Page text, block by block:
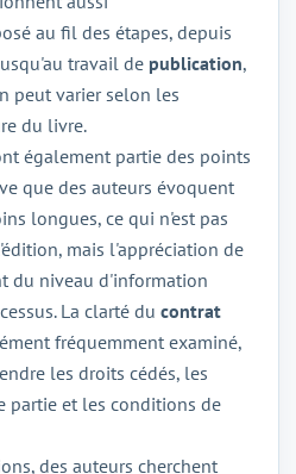
au fil des étapes, depuis
travail de publication,
peut varier selon les
du livre.
également partie des points
que des auteurs évoquent
longues, ce qui n'est pas
mais l'appréciation de
du niveau d'information
La clarté du contrat
fréquemment examiné,
les droits cédés, les
partie et les conditions de
des auteurs cherchent